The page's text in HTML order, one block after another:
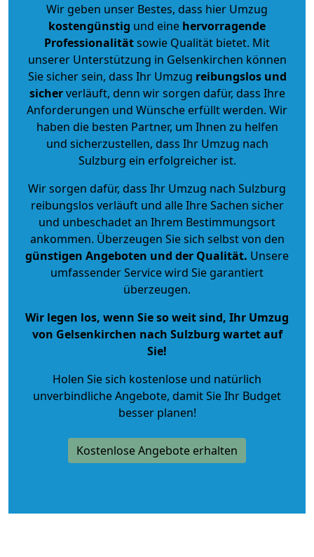
Wir geben unser Bestes, dass hier Umzug
kostengünstig und eine hervorragende
Professionalitätsowie Qualität bietet. Mit
unserer Unterstützung in Gelsenkirchen können
Sie sicher sein, dass Ihr Umzug reibungslos und
sicherverläuft, denn wir sorgen dafür, dass Ihre
Anforderungen und Wünsche erfüllt werden. Wir
haben die besten Partner, um Ihnen zu helfen
und sicherzustellen, dass Ihr Umzug nach
Sulzburg ein erfolgreicher ist.
Wir sorgen dafür, dass Ihr Umzug nach Sulzburg
reibungslos verläuft und alle Ihre Sachen sicher
und unbeschadet an Ihrem Bestimmungsort
ankommen. Überzeugen Sie sich selbst von den
günstigen Angeboten und der Qualität. Unsere
umfassender Service wird Sie garantiert
überzeugen.
Wir legen los, wenn Sie so weit sind, Ihr Umzug
von Gelsenkirchen nach Sulzburg wartet auf
Sie!
Holen Sie sich kostenlose und natürlich
unverbindliche Angebote, damit Sie Ihr Budget
besser planen!
Kostenlose Angebote erhalten